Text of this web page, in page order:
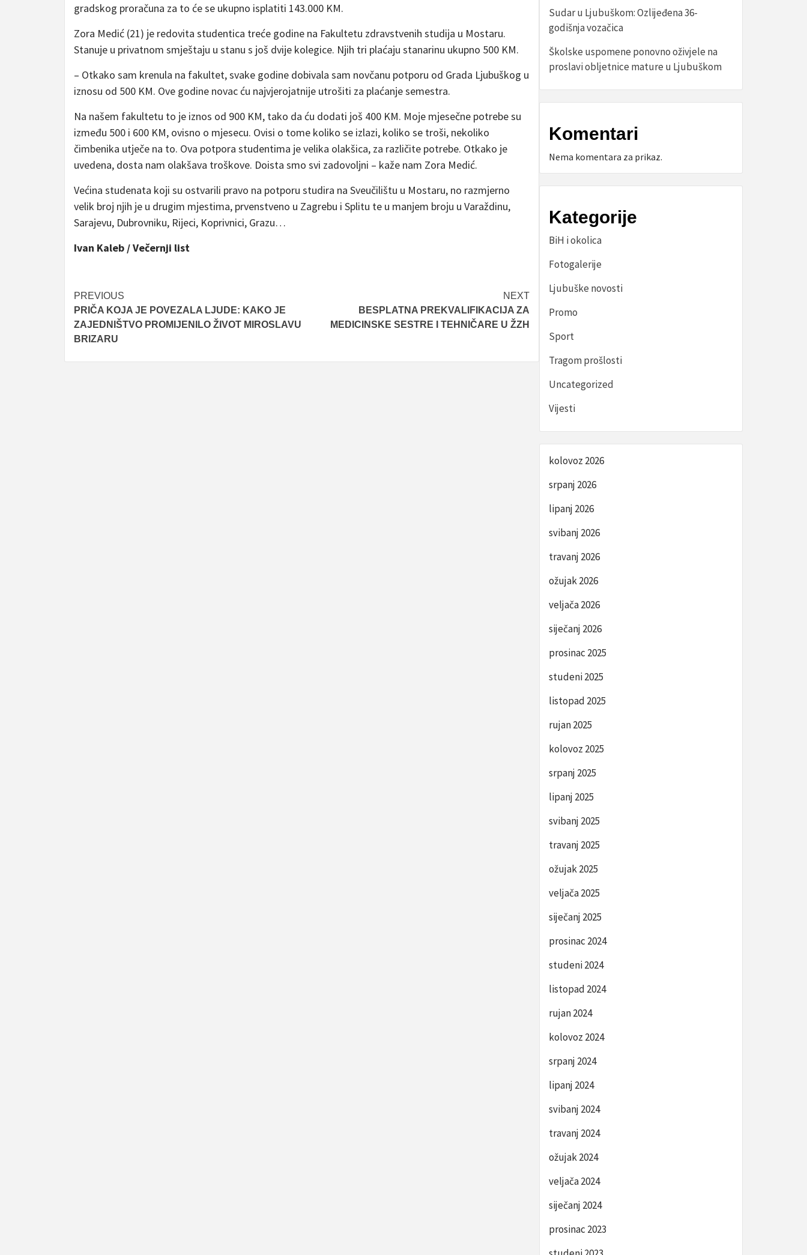
gradskog proračuna za to će se ukupno isplatiti 143.000 KM.
Zora Medić (21) je redovita studentica treće godine na Fakultetu zdravstvenih studija u Mostaru.
Stanuje u privatnom smještaju u stanu s još dvije kolegice. Njih tri plaćaju stanarinu ukupno 500 KM.
– Otkako sam krenula na fakultet, svake godine dobivala sam novčanu potporu od Grada Ljubuškog u
iznosu od 500 KM. Ove godine novac ću najvjerojatnije utrošiti za plaćanje semestra.
Na našem fakultetu to je iznos od 900 KM, tako da ću dodati još 400 KM. Moje mjesečne potrebe su
između 500 i 600 KM, ovisno o mjesecu. Ovisi o tome koliko se izlazi, koliko se troši, nekoliko
čimbenika utječe na to. Ova potpora studentima je velika olakšica, za različite potrebe. Otkako je
uvedena, dosta nam olakšava troškove. Doista smo svi zadovoljni – kaže nam Zora Medić.
Većina studenata koji su ostvarili pravo na potporu studira na Sveučilištu u Mostaru, no razmjerno
velik broj njih je u drugim mjestima, prvenstveno u Zagrebu i Splitu te u manjem broju u Varaždinu,
Sarajevu, Dubrovniku, Rijeci, Koprivnici, Grazu…
Ivan Kaleb / Večernji list
Post
navigation
PREVIOUS
PRIČA KOJA JE POVEZALA LJUDE: KAKO JE
ZAJEDNIŠTVO PROMIJENILO ŽIVOT MIROSLAVU
BRIZARU
NEXT
BESPLATNA PREKVALIFIKACIJA ZA
MEDICINSKE SESTRE I TEHNIČARE U ŽZH
Sudar u Ljubuškom: Ozlijeđena 36-
godišnja vozačica
Školske uspomene ponovno oživjele na
proslavi obljetnice mature u Ljubuškom
Komentari
Nema komentara za prikaz.
Kategorije
BiH i okolica
Fotogalerije
Ljubuške novosti
Promo
Sport
Tragom prošlosti
Uncategorized
Vijesti
kolovoz 2026
srpanj 2026
lipanj 2026
svibanj 2026
travanj 2026
ožujak 2026
veljača 2026
siječanj 2026
prosinac 2025
studeni 2025
listopad 2025
rujan 2025
kolovoz 2025
srpanj 2025
lipanj 2025
svibanj 2025
travanj 2025
ožujak 2025
veljača 2025
siječanj 2025
prosinac 2024
studeni 2024
listopad 2024
rujan 2024
kolovoz 2024
srpanj 2024
lipanj 2024
svibanj 2024
travanj 2024
ožujak 2024
veljača 2024
siječanj 2024
prosinac 2023